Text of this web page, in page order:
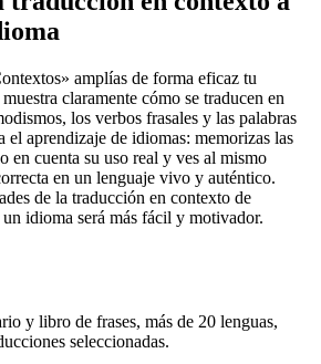
amplías de forma eficaz tu
claramente cómo se traducen en
los verbos frasales y las palabras
el aprendizaje de idiomas: memorizas las
en cuenta su uso real y ves al mismo
en un lenguaje vivo y auténtico.
de la traducción en contexto de
idioma será más fácil y motivador.
y libro de frases, más de 20 lenguas,
seleccionadas.